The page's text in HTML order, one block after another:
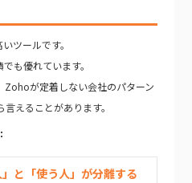
ツールです。
も優れています。
Zohoが定着しない会社のパターン
えることがあります。
と「使う人」が分離する